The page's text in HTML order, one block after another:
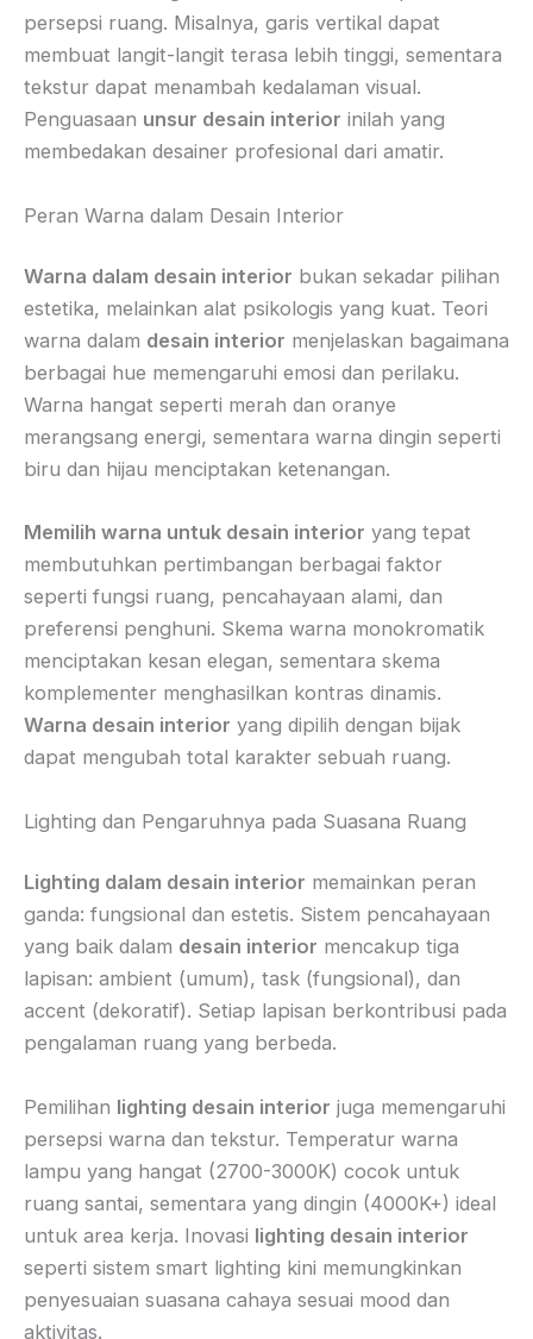
persepsi ruang. Misalnya, garis vertikal dapat
membuat langit-langit terasa lebih tinggi, sementara
tekstur dapat menambah kedalaman visual.
Penguasaan unsur desain interior inilah yang
membedakan desainer profesional dari amatir.
Peran Warna dalam Desain Interior
Warna dalam desain interior bukan sekadar pilihan
estetika, melainkan alat psikologis yang kuat. Teori
warna dalam desain interior menjelaskan bagaimana
berbagai hue memengaruhi emosi dan perilaku.
Warna hangat seperti merah dan oranye
merangsang energi, sementara warna dingin seperti
biru dan hijau menciptakan ketenangan.
Memilih warna untuk desain interior yang tepat
membutuhkan pertimbangan berbagai faktor
seperti fungsi ruang, pencahayaan alami, dan
preferensi penghuni. Skema warna monokromatik
menciptakan kesan elegan, sementara skema
komplementer menghasilkan kontras dinamis.
Warna desain interior yang dipilih dengan bijak
dapat mengubah total karakter sebuah ruang.
Lighting dan Pengaruhnya pada Suasana Ruang
Lighting dalam desain interior memainkan peran
ganda: fungsional dan estetis. Sistem pencahayaan
yang baik dalam desain interior mencakup tiga
lapisan: ambient (umum), task (fungsional), dan
accent (dekoratif). Setiap lapisan berkontribusi pada
pengalaman ruang yang berbeda.
Pemilihan lighting desain interior juga memengaruhi
persepsi warna dan tekstur. Temperatur warna
lampu yang hangat (2700-3000K) cocok untuk
ruang santai, sementara yang dingin (4000K+) ideal
untuk area kerja. Inovasi lighting desain interior
seperti sistem smart lighting kini memungkinkan
penyesuaian suasana cahaya sesuai mood dan
aktivitas.